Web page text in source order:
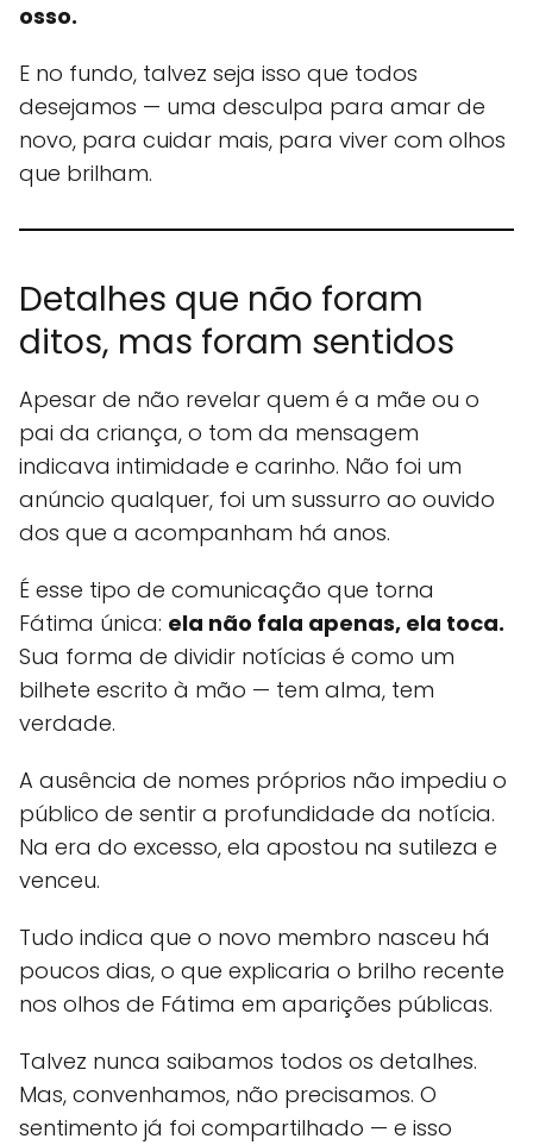
osso.
E no fundo, talvez seja isso que todos
desejamos — uma desculpa para amar de
novo, para cuidar mais, para viver com olhos
que brilham.
Detalhes que não foram
ditos, mas foram sentidos
Apesar de não revelar quem é a mãe ou o
pai da criança, o tom da mensagem
indicava intimidade e carinho. Não foi um
anúncio qualquer, foi um sussurro ao ouvido
dos que a acompanham há anos.
É esse tipo de comunicação que torna
Fátima única: ela não fala apenas, ela toca.
Sua forma de dividir notícias é como um
bilhete escrito à mão — tem alma, tem
verdade.
A ausência de nomes próprios não impediu o
público de sentir a profundidade da notícia.
Na era do excesso, ela apostou na sutileza e
venceu.
Tudo indica que o novo membro nasceu há
poucos dias, o que explicaria o brilho recente
nos olhos de Fátima em aparições públicas.
Talvez nunca saibamos todos os detalhes.
Mas, convenhamos, não precisamos. O
sentimento já foi compartilhado — e isso